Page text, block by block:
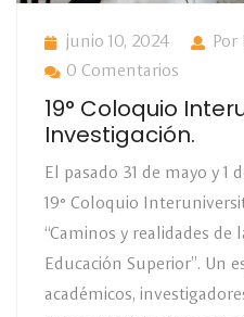
junio 10, 2024
Por
0 Comentarios
19° Coloquio
Investigación.
El pasado 31 de mayo y 1
19° Coloquio
“Caminos y realidades de
Educación Superior”. Un
académicos,